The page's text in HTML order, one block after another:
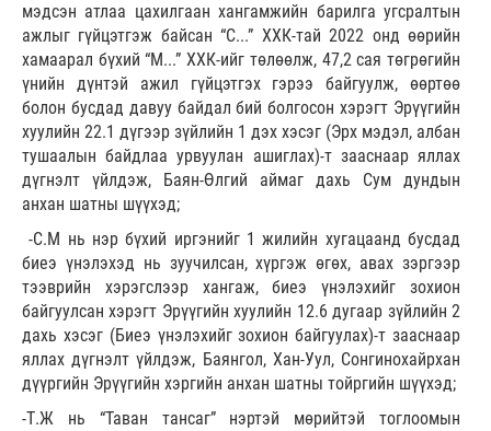
мэдсэн атлаа цахилгаан хангамжийн барилга угсралтын
ажлыг гүйцэтгэж байсан “С...” ХХК-тай 2022 онд өөрийн
хамаарал бүхий “М...” ХХК-ийг төлөөлж, 47,2 сая төгрөгийн
үнийн дүнтэй ажил гүйцэтгэх гэрээ байгуулж, өөртөө
болон бусдад давуу байдал бий болгосон хэрэгт Эрүүгийн
хуулийн 22.1 дүгээр зүйлийн 1 дэх хэсэг (Эрх мэдэл, албан
тушаалын байдлаа урвуулан ашиглах)-т зааснаар яллах
дүгнэлт үйлдэж, Баян-Өлгий аймаг дахь Сум дундын
анхан шатны шүүхэд;
-С.М нь нэр бүхий иргэнийг 1 жилийн хугацаанд бусдад
биеэ үнэлэхэд нь зуучилсан, хүргэж өгөх, авах зэргээр
тээврийн хэрэгслээр хангаж, биеэ үнэлэхийг зохион
байгуулсан хэрэгт Эрүүгийн хуулийн 12.6 дугаар зүйлийн 2
дахь хэсэг (Биеэ үнэлэхийг зохион байгуулах)-т зааснаар
яллах дүгнэлт үйлдэж, Баянгол, Хан-Уул, Сонгинохайрхан
дүүргийн Эрүүгийн хэргийн анхан шатны тойргийн шүүхэд;
-Т.Ж нь “Таван тансаг” нэртэй мөрийтэй тоглоомын